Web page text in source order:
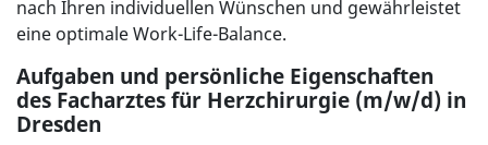
nach Ihren individuellen Wünschen und gewährleistet
eine optimale Work-Life-Balance.
Aufgaben und persönliche Eigenschaften
des Facharztes für Herzchirurgie (m/w/d) in
Dresden